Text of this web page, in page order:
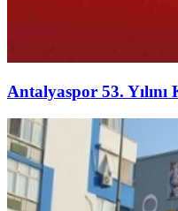
Antalyaspor 53.